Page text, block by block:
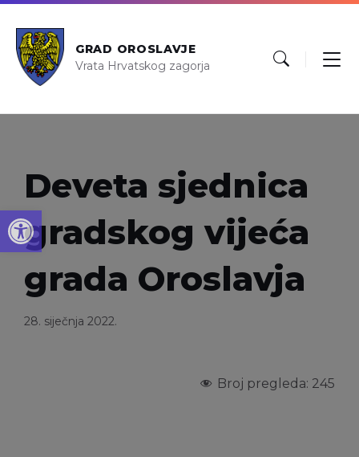
Open toolbar
GRAD OROSLAVJE
Vrata Hrvatskog zagorja
Deveta sjednica
gradskog vijeća
grada Oroslavja
28. siječnja 2022.
Broj pregleda: 245